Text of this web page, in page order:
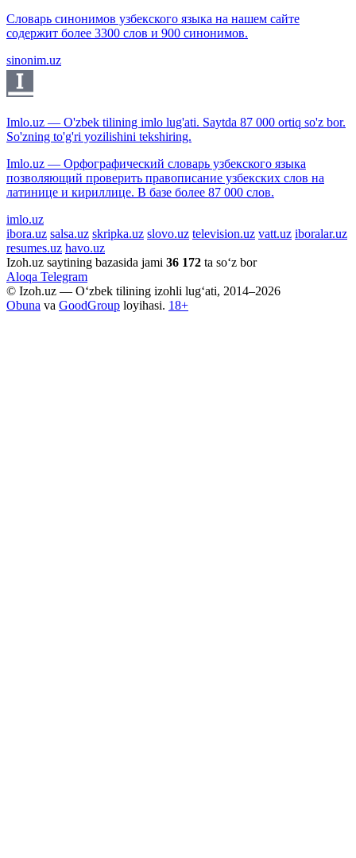
Словарь синонимов узбекского языка на нашем сайте
содержит более 3300 слов и 900 синонимов.
sinonim.uz
Imlo.uz — O'zbek tilining imlo lug'ati. Saytda 87 000 ortiq so'z bor.
So'zning to'g'ri yozilishini tekshiring.
Imlo.uz — Орфографический словарь узбекского языка
позволяющий проверить правописание узбекских слов на
латинице и кириллице. В базе более 87 000 слов.
imlo.uz
ibora.uz salsa.uz skripka.uz slovo.uz television.uz vatt.uz iboralar.uz
resumes.uz havo.uz
Izoh.uz saytining bazasida jami 36 172 ta so‘z bor
Aloqa Telegram
© Izoh.uz — O‘zbek tilining izohli lug‘ati, 2014–2026
Obuna va GoodGroup loyihasi. 18+